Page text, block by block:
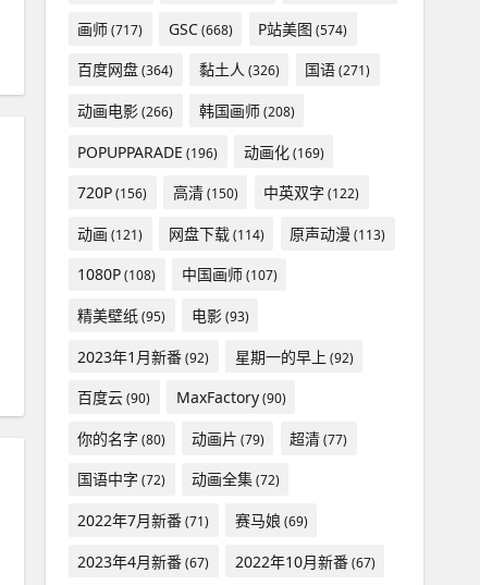
画师(717) GSC(668) P站美图 (574)
百度网盘(364) 黏土人(326) 国语(271)
动画电影(266) 韩国画师(208)
POPUPPARADE (196) 动画化(169)
720P(156) 高清(150) 中英双字 (122)
动画 (121) 网盘下载(114) 原声动漫 (113)
1080P(108) 中国画师(107)
精美壁纸(95) 电影(93)
2023年1月新番(92) 星期一的早上 (92)
百度云(90) MaxFactory(90)
你的名字 (80) 动画片 (79) 超清(77)
国语中字 (72) 动画全集(72)
2022年7月新番(71) 赛马娘 (69)
2023年4月新番(67) 2022年10月新番(67)